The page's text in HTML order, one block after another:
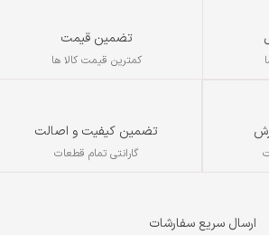
تضمین قیمت
کمترین قیمت کالا ها
تضمین کیفیت و اصالت
گارانتی تمام قطعات
ارسال سریع سفارشات